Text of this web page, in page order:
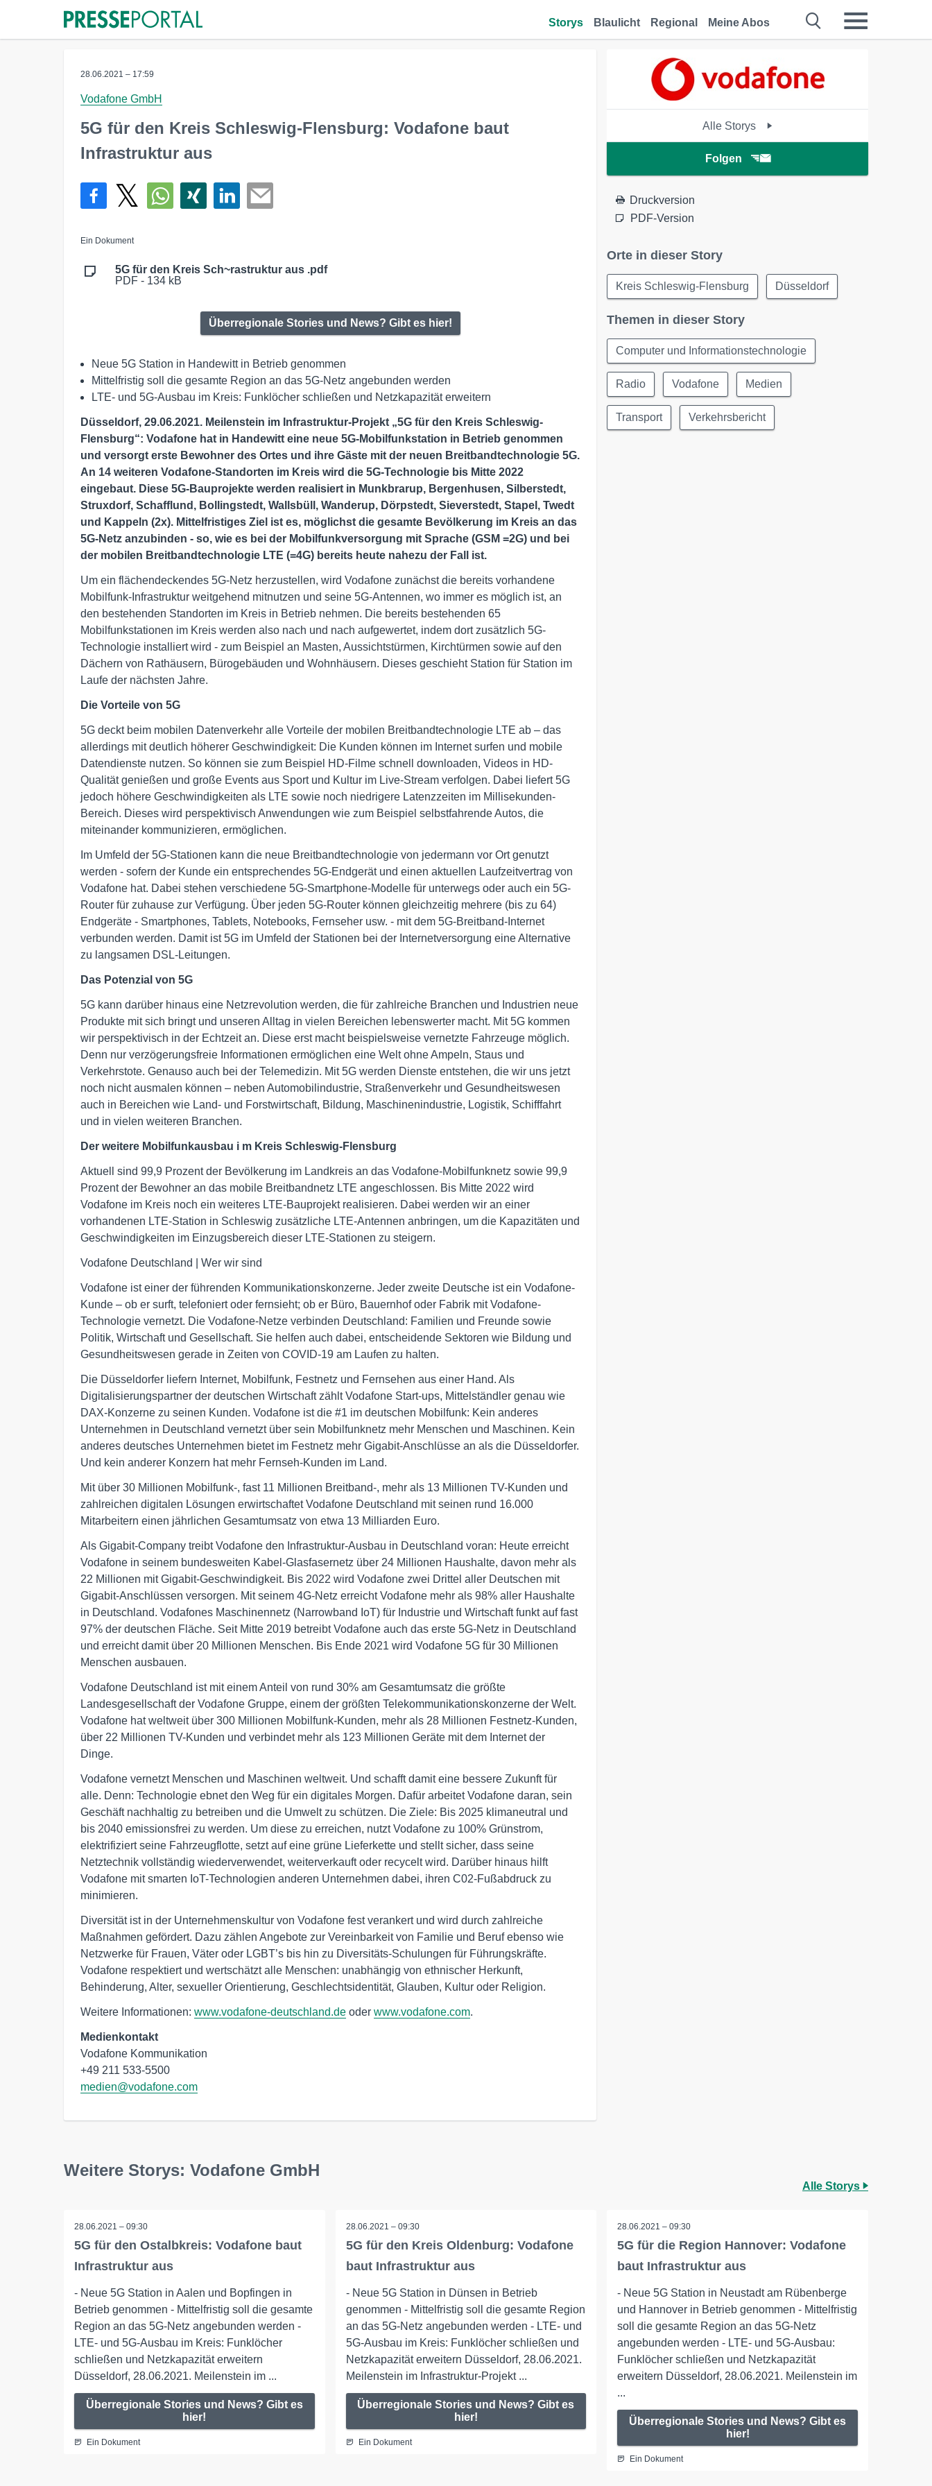
Storys Blaulicht Regional Meine Abos
28.06.2021 – 17:59
Vodafone GmbH
5G für den Kreis Schleswig-Flensburg: Vodafone baut
Infrastruktur aus
Ein Dokument
5G für den Kreis Sch~rastruktur aus .pdf
PDF - 134 kB
Überregionale Stories und News? Gibt es hier!
Neue 5G Station in Handewitt in Betrieb genommen
Mittelfristig soll die gesamte Region an das 5G-Netz angebunden werden
LTE- und 5G-Ausbau im Kreis: Funklöcher schließen und Netzkapazität erweitern
Düsseldorf, 29.06.2021. Meilenstein im Infrastruktur-Projekt „5G für den Kreis Schleswig-
Flensburg“: Vodafone hat in Handewitt eine neue 5G-Mobilfunkstation in Betrieb genommen
und versorgt erste Bewohner des Ortes und ihre Gäste mit der neuen Breitbandtechnologie 5G.
An 14 weiteren Vodafone-Standorten im Kreis wird die 5G-Technologie bis Mitte 2022
eingebaut. Diese 5G-Bauprojekte werden realisiert in Munkbrarup, Bergenhusen, Silberstedt,
Struxdorf, Schafflund, Bollingstedt, Wallsbüll, Wanderup, Dörpstedt, Sieverstedt, Stapel, Twedt
und Kappeln (2x). Mittelfristiges Ziel ist es, möglichst die gesamte Bevölkerung im Kreis an das
5G-Netz anzubinden - so, wie es bei der Mobilfunkversorgung mit Sprache (GSM =2G) und bei
der mobilen Breitbandtechnologie LTE (=4G) bereits heute nahezu der Fall ist.
Um ein flächendeckendes 5G-Netz herzustellen, wird Vodafone zunächst die bereits vorhandene
Mobilfunk-Infrastruktur weitgehend mitnutzen und seine 5G-Antennen, wo immer es möglich ist, an
den bestehenden Standorten im Kreis in Betrieb nehmen. Die bereits bestehenden 65
Mobilfunkstationen im Kreis werden also nach und nach aufgewertet, indem dort zusätzlich 5G-
Technologie installiert wird - zum Beispiel an Masten, Aussichtstürmen, Kirchtürmen sowie auf den
Dächern von Rathäusern, Bürogebäuden und Wohnhäusern. Dieses geschieht Station für Station im
Laufe der nächsten Jahre.
Die Vorteile von 5G
5G deckt beim mobilen Datenverkehr alle Vorteile der mobilen Breitbandtechnologie LTE ab – das
allerdings mit deutlich höherer Geschwindigkeit: Die Kunden können im Internet surfen und mobile
Datendienste nutzen. So können sie zum Beispiel HD-Filme schnell downloaden, Videos in HD-
Qualität genießen und große Events aus Sport und Kultur im Live-Stream verfolgen. Dabei liefert 5G
jedoch höhere Geschwindigkeiten als LTE sowie noch niedrigere Latenzzeiten im Millisekunden-
Bereich. Dieses wird perspektivisch Anwendungen wie zum Beispiel selbstfahrende Autos, die
miteinander kommunizieren, ermöglichen.
Im Umfeld der 5G-Stationen kann die neue Breitbandtechnologie von jedermann vor Ort genutzt
werden - sofern der Kunde ein entsprechendes 5G-Endgerät und einen aktuellen Laufzeitvertrag von
Vodafone hat. Dabei stehen verschiedene 5G-Smartphone-Modelle für unterwegs oder auch ein 5G-
Router für zuhause zur Verfügung. Über jeden 5G-Router können gleichzeitig mehrere (bis zu 64)
Endgeräte - Smartphones, Tablets, Notebooks, Fernseher usw. - mit dem 5G-Breitband-Internet
verbunden werden. Damit ist 5G im Umfeld der Stationen bei der Internetversorgung eine Alternative
zu langsamen DSL-Leitungen.
Das Potenzial von 5G
5G kann darüber hinaus eine Netzrevolution werden, die für zahlreiche Branchen und Industrien neue
Produkte mit sich bringt und unseren Alltag in vielen Bereichen lebenswerter macht. Mit 5G kommen
wir perspektivisch in der Echtzeit an. Diese erst macht beispielsweise vernetzte Fahrzeuge möglich.
Denn nur verzögerungsfreie Informationen ermöglichen eine Welt ohne Ampeln, Staus und
Verkehrstote. Genauso auch bei der Telemedizin. Mit 5G werden Dienste entstehen, die wir uns jetzt
noch nicht ausmalen können – neben Automobilindustrie, Straßenverkehr und Gesundheitswesen
auch in Bereichen wie Land- und Forstwirtschaft, Bildung, Maschinenindustrie, Logistik, Schifffahrt
und in vielen weiteren Branchen.
Der weitere Mobilfunkausbau i m Kreis Schleswig-Flensburg
Aktuell sind 99,9 Prozent der Bevölkerung im Landkreis an das Vodafone-Mobilfunknetz sowie 99,9
Prozent der Bewohner an das mobile Breitbandnetz LTE angeschlossen. Bis Mitte 2022 wird
Vodafone im Kreis noch ein weiteres LTE-Bauprojekt realisieren. Dabei werden wir an einer
vorhandenen LTE-Station in Schleswig zusätzliche LTE-Antennen anbringen, um die Kapazitäten und
Geschwindigkeiten im Einzugsbereich dieser LTE-Stationen zu steigern.
Vodafone Deutschland | Wer wir sind
Vodafone ist einer der führenden Kommunikationskonzerne. Jeder zweite Deutsche ist ein Vodafone-
Kunde – ob er surft, telefoniert oder fernsieht; ob er Büro, Bauernhof oder Fabrik mit Vodafone-
Technologie vernetzt. Die Vodafone-Netze verbinden Deutschland: Familien und Freunde sowie
Politik, Wirtschaft und Gesellschaft. Sie helfen auch dabei, entscheidende Sektoren wie Bildung und
Gesundheitswesen gerade in Zeiten von COVID-19 am Laufen zu halten.
Die Düsseldorfer liefern Internet, Mobilfunk, Festnetz und Fernsehen aus einer Hand. Als
Digitalisierungspartner der deutschen Wirtschaft zählt Vodafone Start-ups, Mittelständler genau wie
DAX-Konzerne zu seinen Kunden. Vodafone ist die #1 im deutschen Mobilfunk: Kein anderes
Unternehmen in Deutschland vernetzt über sein Mobilfunknetz mehr Menschen und Maschinen. Kein
anderes deutsches Unternehmen bietet im Festnetz mehr Gigabit-Anschlüsse an als die Düsseldorfer.
Und kein anderer Konzern hat mehr Fernseh-Kunden im Land.
Mit über 30 Millionen Mobilfunk-, fast 11 Millionen Breitband-, mehr als 13 Millionen TV-Kunden und
zahlreichen digitalen Lösungen erwirtschaftet Vodafone Deutschland mit seinen rund 16.000
Mitarbeitern einen jährlichen Gesamtumsatz von etwa 13 Milliarden Euro.
Als Gigabit-Company treibt Vodafone den Infrastruktur-Ausbau in Deutschland voran: Heute erreicht
Vodafone in seinem bundesweiten Kabel-Glasfasernetz über 24 Millionen Haushalte, davon mehr als
22 Millionen mit Gigabit-Geschwindigkeit. Bis 2022 wird Vodafone zwei Drittel aller Deutschen mit
Gigabit-Anschlüssen versorgen. Mit seinem 4G-Netz erreicht Vodafone mehr als 98% aller Haushalte
in Deutschland. Vodafones Maschinennetz (Narrowband IoT) für Industrie und Wirtschaft funkt auf fast
97% der deutschen Fläche. Seit Mitte 2019 betreibt Vodafone auch das erste 5G-Netz in Deutschland
und erreicht damit über 20 Millionen Menschen. Bis Ende 2021 wird Vodafone 5G für 30 Millionen
Menschen ausbauen.
Vodafone Deutschland ist mit einem Anteil von rund 30% am Gesamtumsatz die größte
Landesgesellschaft der Vodafone Gruppe, einem der größten Telekommunikationskonzerne der Welt.
Vodafone hat weltweit über 300 Millionen Mobilfunk-Kunden, mehr als 28 Millionen Festnetz-Kunden,
über 22 Millionen TV-Kunden und verbindet mehr als 123 Millionen Geräte mit dem Internet der
Dinge.
Vodafone vernetzt Menschen und Maschinen weltweit. Und schafft damit eine bessere Zukunft für
alle. Denn: Technologie ebnet den Weg für ein digitales Morgen. Dafür arbeitet Vodafone daran, sein
Geschäft nachhaltig zu betreiben und die Umwelt zu schützen. Die Ziele: Bis 2025 klimaneutral und
bis 2040 emissionsfrei zu werden. Um diese zu erreichen, nutzt Vodafone zu 100% Grünstrom,
elektrifiziert seine Fahrzeugflotte, setzt auf eine grüne Lieferkette und stellt sicher, dass seine
Netztechnik vollständig wiederverwendet, weiterverkauft oder recycelt wird. Darüber hinaus hilft
Vodafone mit smarten IoT-Technologien anderen Unternehmen dabei, ihren C02-Fußabdruck zu
minimieren.
Diversität ist in der Unternehmenskultur von Vodafone fest verankert und wird durch zahlreiche
Maßnahmen gefördert. Dazu zählen Angebote zur Vereinbarkeit von Familie und Beruf ebenso wie
Netzwerke für Frauen, Väter oder LGBT’s bis hin zu Diversitäts-Schulungen für Führungskräfte.
Vodafone respektiert und wertschätzt alle Menschen: unabhängig von ethnischer Herkunft,
Behinderung, Alter, sexueller Orientierung, Geschlechtsidentität, Glauben, Kultur oder Religion.
Weitere Informationen: www.vodafone-deutschland.de oder www.vodafone.com.
Medienkontakt
Vodafone Kommunikation
medien@vodafone.com
Alle Storys
Folgen
Druckversion
PDF-Version
Orte in dieser Story
Kreis Schleswig-Flensburg Düsseldorf
Themen in dieser Story
Computer und Informationstechnologie
Radio Vodafone Medien
Transport Verkehrsbericht
Weitere Storys: Vodafone GmbH
Alle Storys
28.06.2021 – 09:30
5G für den Ostalbkreis: Vodafone baut
Infrastruktur aus
- Neue 5G Station in Aalen und Bopfingen in
Betrieb genommen - Mittelfristig soll die gesamte
Region an das 5G-Netz angebunden werden -
LTE- und 5G-Ausbau im Kreis: Funklöcher
schließen und Netzkapazität erweitern
Düsseldorf, 28.06.2021. Meilenstein im ...
Überregionale Stories und News? Gibt es
hier!
Ein Dokument
28.06.2021 – 09:30
5G für den Kreis Oldenburg: Vodafone
baut Infrastruktur aus
- Neue 5G Station in Dünsen in Betrieb
genommen - Mittelfristig soll die gesamte Region
an das 5G-Netz angebunden werden - LTE- und
5G-Ausbau im Kreis: Funklöcher schließen und
Netzkapazität erweitern Düsseldorf, 28.06.2021.
Meilenstein im Infrastruktur-Projekt ...
Überregionale Stories und News? Gibt es
hier!
Ein Dokument
28.06.2021 – 09:30
5G für die Region Hannover: Vodafone
baut Infrastruktur aus
- Neue 5G Station in Neustadt am Rübenberge
und Hannover in Betrieb genommen - Mittelfristig
soll die gesamte Region an das 5G-Netz
angebunden werden - LTE- und 5G-Ausbau:
Funklöcher schließen und Netzkapazität
erweitern Düsseldorf, 28.06.2021. Meilenstein im
...
Überregionale Stories und News? Gibt es
hier!
Ein Dokument